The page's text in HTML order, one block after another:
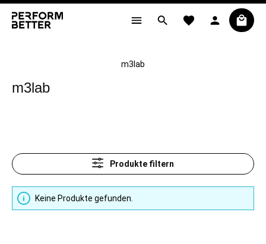
springen
m3lab
m3lab
Produkte filtern
Keine Produkte gefunden.